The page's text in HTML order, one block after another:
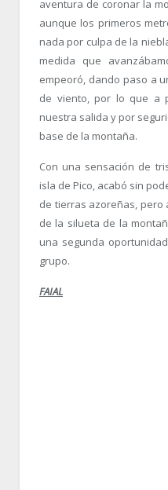
aventura de coronar la
aunque los primeros
nada por culpa de la
medida que
empeoró, dando paso a
de viento, por lo que a
nuestra salida y por
base de la montaña.
Con una sensación de
isla de Pico, acabó sin
de tierras azoreñas, pero
de la silueta de la
una segunda
grupo.
FAIAL